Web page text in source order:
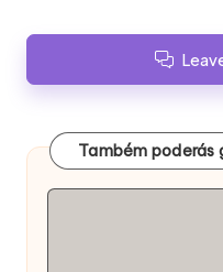
Também poderás